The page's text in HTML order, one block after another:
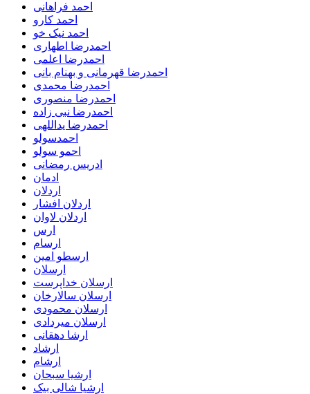
احمد فراهانی
احمد کارو
احمد نیک خو
احمدرضا اطهاری
احمدرضا اعلمی
احمدرضا قهرمانی و بهنام بانی
احمدرضا محمدی
احمدرضا منصوری
احمدرضا نبی زاده
احمدرضا یداللهی
احمدسولو
احمو سولو
ادریس رمضانی
ادمان
اردلان
اردلان افشار
اردلان لاوان
ارس
ارسام
ارسطو امین
ارسلان
ارسلان خداپرست
ارسلان سالارخان
ارسلان محمودی
ارسلان میردادی
ارشا دهقانی
ارشاد
ارشام
ارشیا سبحان
ارشیا شالی بیک